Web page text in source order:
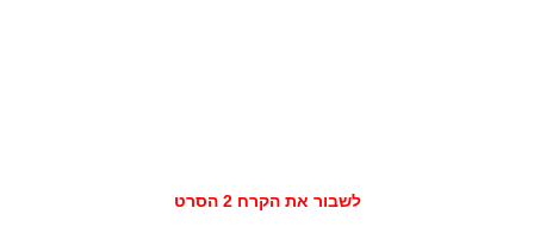
לשבור את הקרח 2 הסרט